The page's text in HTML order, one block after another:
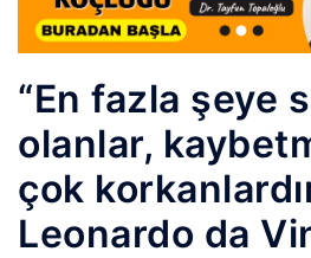
“En fazla şeye
olanlar,
çok
Leonardo da